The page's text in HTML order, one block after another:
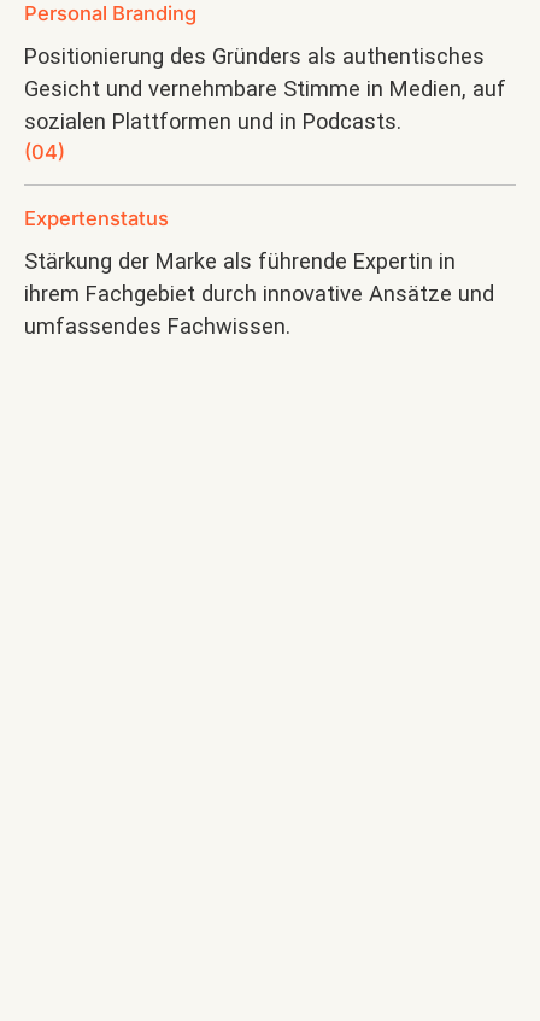
Personal Branding
Positionierung des Gründers als authentisches
Gesicht und vernehmbare Stimme in Medien, auf
sozialen Plattformen und in Podcasts.
(04)
Expertenstatus
Stärkung der Marke als führende Expertin in
ihrem Fachgebiet durch innovative Ansätze und
umfassendes Fachwissen.